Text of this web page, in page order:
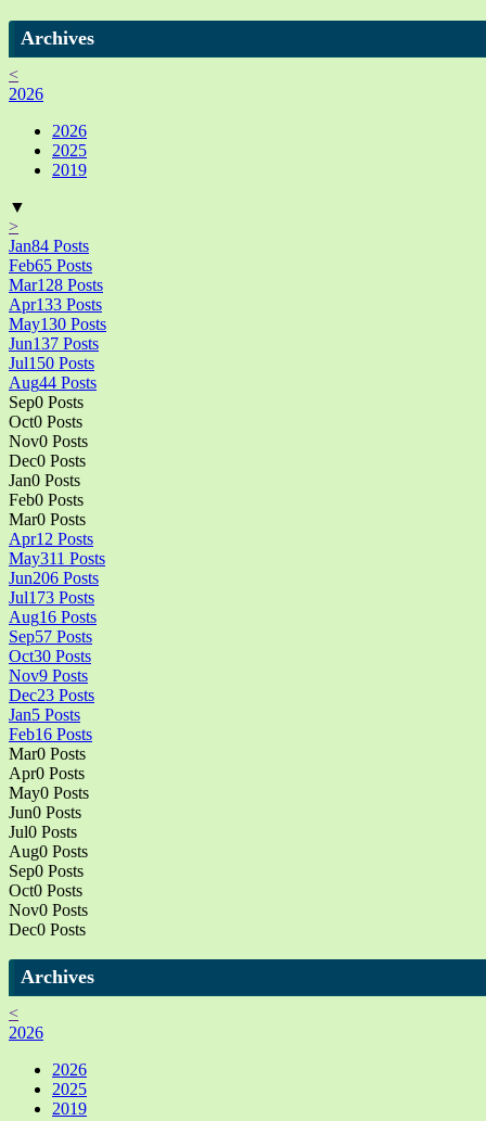
Archives
<
2026
2026
2025
2019
▼
>
Jan84 Posts
Feb65 Posts
Mar128 Posts
Apr133 Posts
May130 Posts
Jun137 Posts
Jul150 Posts
Aug44 Posts
Sep0 Posts
Oct0 Posts
Nov0 Posts
Dec0 Posts
Jan0 Posts
Feb0 Posts
Mar0 Posts
Apr12 Posts
May311 Posts
Jun206 Posts
Jul173 Posts
Aug16 Posts
Sep57 Posts
Oct30 Posts
Nov9 Posts
Dec23 Posts
Jan5 Posts
Feb16 Posts
Mar0 Posts
Apr0 Posts
May0 Posts
Jun0 Posts
Jul0 Posts
Aug0 Posts
Sep0 Posts
Oct0 Posts
Nov0 Posts
Dec0 Posts
Archives
<
2026
2026
2025
2019